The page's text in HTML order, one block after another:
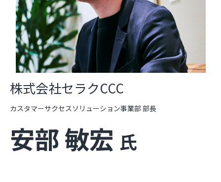
株式会社セラクCCC
カスタマーサクセスソリューション事業部 部長
安部 敏宏 氏